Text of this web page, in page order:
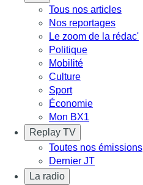
Tous nos articles
Nos reportages
Le zoom de la rédac'
Politique
Mobilité
Culture
Sport
Économie
Mon BX1
Replay TV
Toutes nos émissions
Dernier JT
La radio